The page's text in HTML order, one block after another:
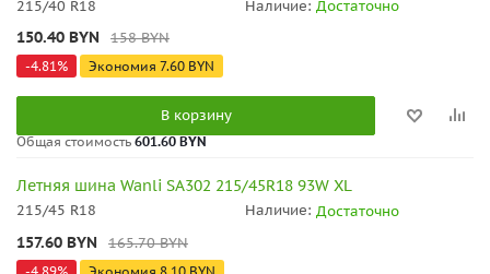
215/40 R18 Наличие: Достаточно
150.40 BYN 158BYN
-4.81% Экономия 7.60 BYN
В корзину
Общая стоимость 601.60 BYN
Летняя шина Wanli SA302 215/45R18 93W XL
215/45 R18 Наличие: Достаточно
157.60 BYN 165.70BYN